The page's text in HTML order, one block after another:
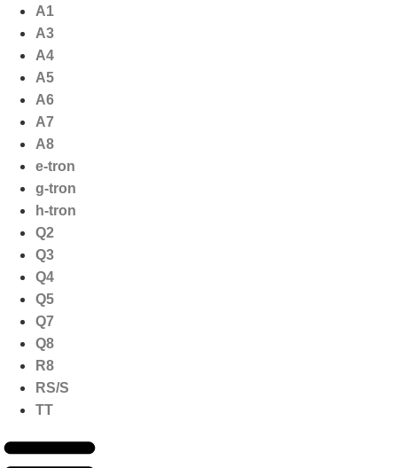
naar
inhoud
A1
A3
A4
A5
A6
A7
A8
e-tron
g-tron
h-tron
Q2
Q3
Q4
Q5
Q7
Q8
R8
RS/S
TT